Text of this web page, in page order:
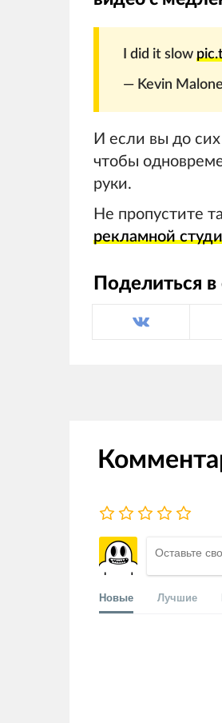
I did it slow
— Kevin
И если вы до
чтобы
руки.
Не пропустите
рекламной
Поделиться в
Новые Лучшие